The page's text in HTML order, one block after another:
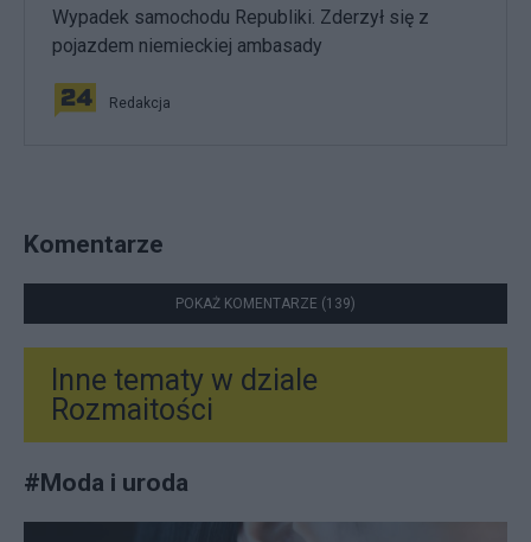
Wypadek samochodu Republiki. Zderzył się z
pojazdem niemieckiej ambasady
Redakcja
Komentarze
POKAŻ KOMENTARZE (139)
Inne tematy w dziale
Rozmaitości
#Moda i uroda